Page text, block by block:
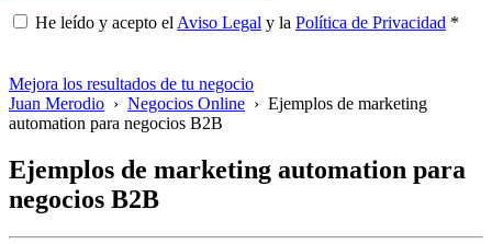
He leído y acepto el Aviso Legal y la Política de Privacidad *
Mejora los resultados de tu negocio
Juan Merodio › Negocios Online › Ejemplos de marketing
automation para negocios B2B
Ejemplos de marketing automation para
negocios B2B